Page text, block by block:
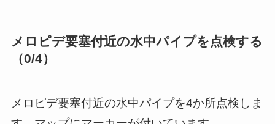
メロピデ要塞付近の水中パイプを点検する
（0/4）
メロピデ要塞付近の水中パイプを4か所点検しま